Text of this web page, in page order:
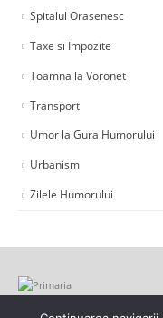
Spitalul Orasenesc
Taxe si Impozite
Toamna la Voronet
Transport
Umor la Gura Humorului
Urbanism
Zilele Humorului